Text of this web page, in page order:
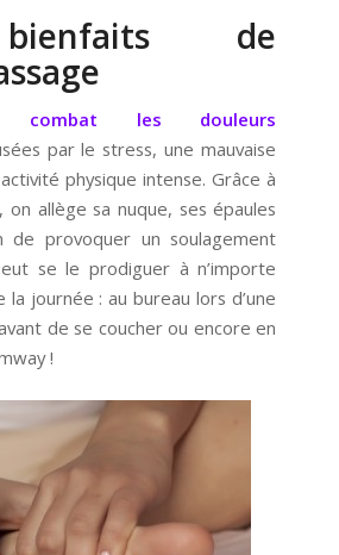
de
combat les douleurs
par le stress, une mauvaise
physique intense. Grâce à
allège sa nuque, ses épaules
provoquer un soulagement
se le prodiguer à n’importe
journée : au bureau lors d’une
de se coucher ou encore en
!